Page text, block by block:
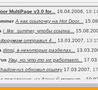
MultiPage v3.0 for... 16.04.2006,
А как ссылочку на Hot Door...
i_like_summer, чтобы ссылка...
отправил 4... 13.03.2007,
dimsi, в некоторых разделах...
Увы, но что-то не работает...
rus обновил ссылку17.03.2007,
к сожалению, на данный момент...
обновлена11.07.2007,15:54